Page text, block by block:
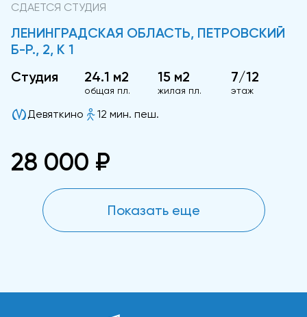
СДАЕТСЯ СТУДИЯ
ЛЕНИНГРАДСКАЯ ОБЛАСТЬ, ПЕТРОВСКИЙ
Б-Р., 2, К 1
Студия
24.1 м2
общая пл.
15 м2
жилая пл.
7/12
этаж
Девяткино 12 мин. пеш.
28 000 ₽
Показать еще